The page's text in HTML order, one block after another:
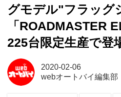
グモデル"フラッグ
「ROADMASTER
225台限定生産で登
2020-02-06
webオートバイ編集部